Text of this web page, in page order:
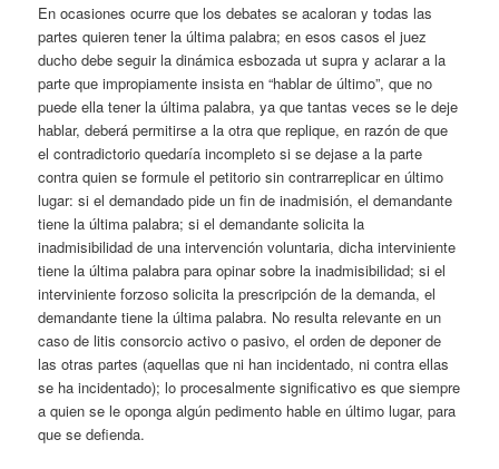
En ocasiones ocurre que los debates se acaloran y todas las
partes quieren tener la última palabra; en esos casos el juez
ducho debe seguir la dinámica esbozada ut supra y aclarar a la
parte que impropiamente insista en “hablar de último”, que no
puede ella tener la última palabra, ya que tantas veces se le deje
hablar, deberá permitirse a la otra que replique, en razón de que
el contradictorio quedaría incompleto si se dejase a la parte
contra quien se formule el petitorio sin contrarreplicar en último
lugar: si el demandado pide un fin de inadmisión, el demandante
tiene la última palabra; si el demandante solicita la
inadmisibilidad de una intervención voluntaria, dicha interviniente
tiene la última palabra para opinar sobre la inadmisibilidad; si el
interviniente forzoso solicita la prescripción de la demanda, el
demandante tiene la última palabra. No resulta relevante en un
caso de litis consorcio activo o pasivo, el orden de deponer de
las otras partes (aquellas que ni han incidentado, ni contra ellas
se ha incidentado); lo procesalmente significativo es que siempre
a quien se le oponga algún pedimento hable en último lugar, para
que se defienda.